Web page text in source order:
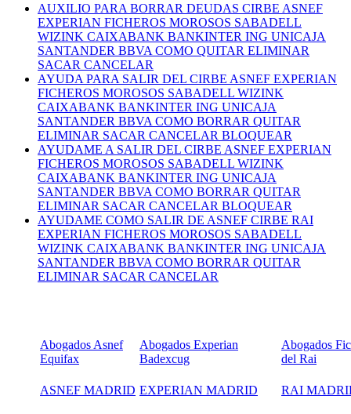
AUXILIO PARA BORRAR DEUDAS CIRBE ASNEF
EXPERIAN FICHEROS MOROSOS SABADELL
WIZINK CAIXABANK BANKINTER ING UNICAJA
SANTANDER BBVA COMO QUITAR ELIMINAR
SACAR CANCELAR
AYUDA PARA SALIR DEL CIRBE ASNEF EXPERIAN
FICHEROS MOROSOS SABADELL WIZINK
CAIXABANK BANKINTER ING UNICAJA
SANTANDER BBVA COMO BORRAR QUITAR
ELIMINAR SACAR CANCELAR BLOQUEAR
AYUDAME A SALIR DEL CIRBE ASNEF EXPERIAN
FICHEROS MOROSOS SABADELL WIZINK
CAIXABANK BANKINTER ING UNICAJA
SANTANDER BBVA COMO BORRAR QUITAR
ELIMINAR SACAR CANCELAR BLOQUEAR
AYUDAME COMO SALIR DE ASNEF CIRBE RAI
EXPERIAN FICHEROS MOROSOS SABADELL
WIZINK CAIXABANK BANKINTER ING UNICAJA
SANTANDER BBVA COMO BORRAR QUITAR
ELIMINAR SACAR CANCELAR
Abogados Asnef
Equifax
Abogados Experian
Badexcug
Abogados
del Rai
ASNEF MADRID EXPERIAN MADRID RAI